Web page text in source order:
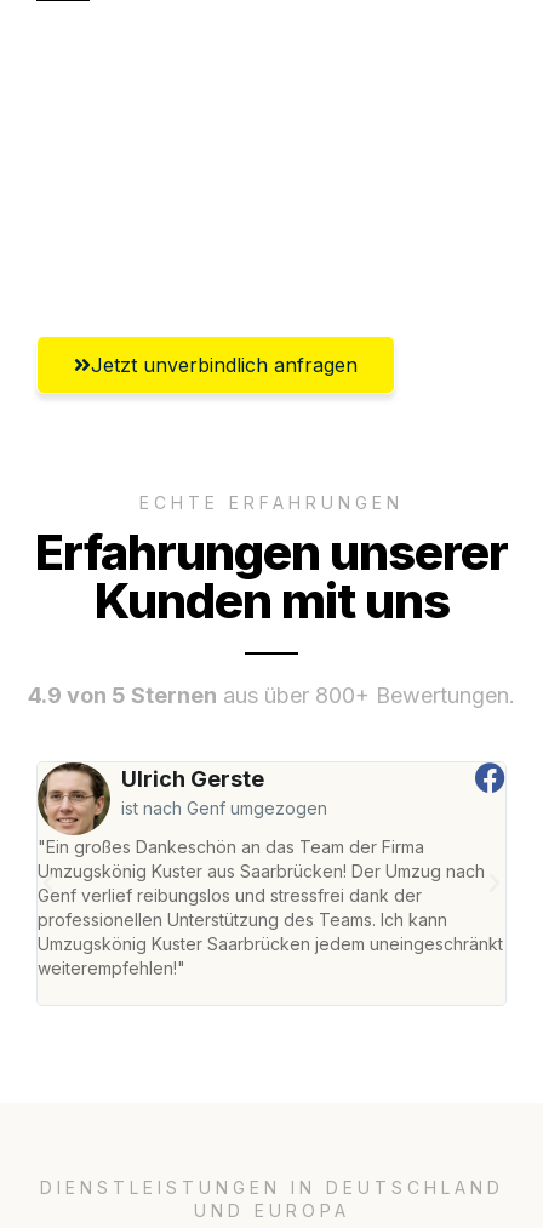
Jetzt unverbindlich anfragen
ECHTE ERFAHRUNGEN
Erfahrungen unserer
Kunden mit uns
4.9 von 5 Sternen aus über 800+ Bewertungen.
Ulrich Gerste
ist nach Genf umgezogen
"Ein großes Dankeschön an das Team der Firma
Umzugskönig Kuster aus Saarbrücken! Der Umzug nach
Genf verlief reibungslos und stressfrei dank der
professionellen Unterstützung des Teams. Ich kann
Umzugskönig Kuster Saarbrücken jedem uneingeschränkt
weiterempfehlen!"
DIENSTLEISTUNGEN IN DEUTSCHLAND
UND EUROPA